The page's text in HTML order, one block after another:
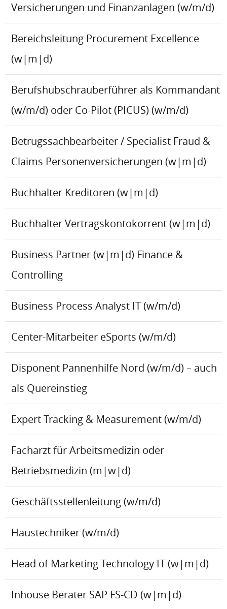
Versicherungen und Finanzanlagen (w/m/d)
Bereichsleitung Procurement Excellence
(w|m|d)
Berufshubschrauberführer als Kommandant
(w/m/d) oder Co-Pilot (PICUS) (w/m/d)
Betrugssachbearbeiter / Specialist Fraud &
Claims Personenversicherungen (w|m|d)
Buchhalter Kreditoren (w|m|d)
Buchhalter Vertragskontokorrent (w|m|d)
Business Partner (w|m|d) Finance &
Controlling
Business Process Analyst IT (w/m/d)
Center-Mitarbeiter eSports (w/m/d)
Disponent Pannenhilfe Nord (w/m/d) – auch
als Quereinstieg
Expert Tracking & Measurement (w/m/d)
Facharzt für Arbeitsmedizin oder
Betriebsmedizin (m|w|d)
Geschäftsstellenleitung (w/m/d)
Haustechniker (w/m/d)
Head of Marketing Technology IT (w|m|d)
Inhouse Berater SAP FS-CD (w|m|d)